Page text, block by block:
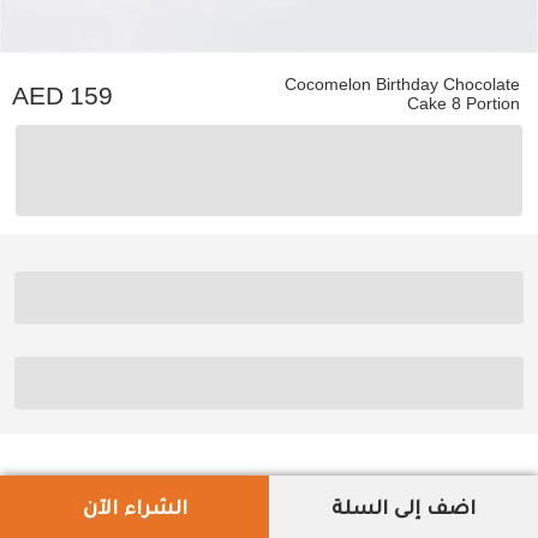
Cocomelon Birthday Chocolate
Cake 8 Portion
159
اضف إلى السلة الشراء الآن